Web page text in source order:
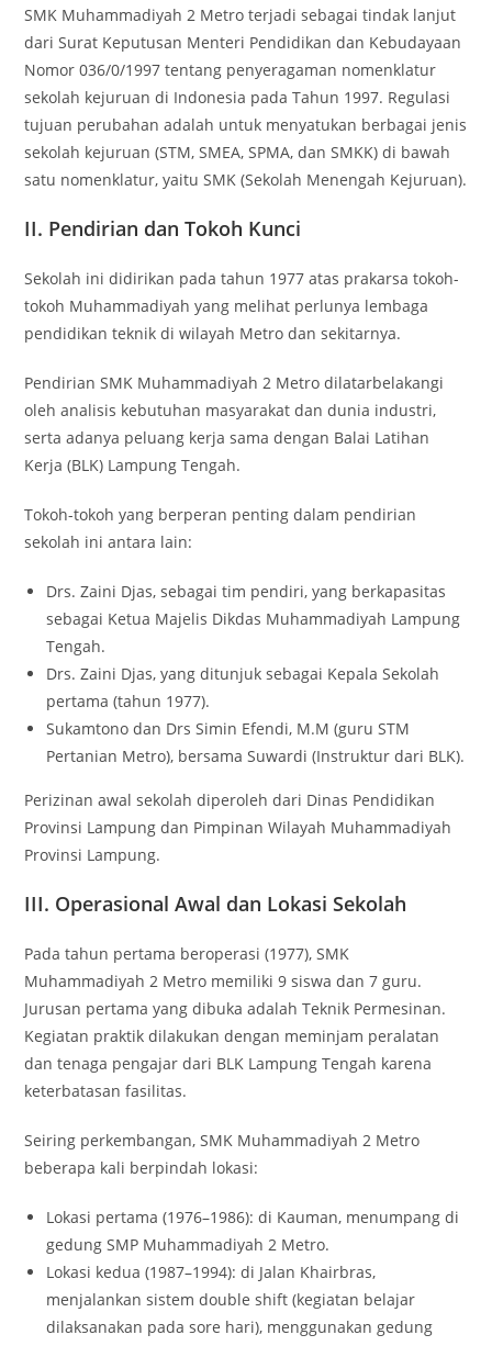
SMK Muhammadiyah 2 Metro terjadi sebagai tindak lanjut
dari Surat Keputusan Menteri Pendidikan dan Kebudayaan
Nomor 036/0/1997 tentang penyeragaman nomenklatur
sekolah kejuruan di Indonesia pada Tahun 1997. Regulasi
tujuan perubahan adalah untuk menyatukan berbagai jenis
sekolah kejuruan (STM, SMEA, SPMA, dan SMKK) di bawah
satu nomenklatur, yaitu SMK (Sekolah Menengah Kejuruan).
II. Pendirian dan Tokoh Kunci
Sekolah ini didirikan pada tahun 1977 atas prakarsa tokoh-
tokoh Muhammadiyah yang melihat perlunya lembaga
pendidikan teknik di wilayah Metro dan sekitarnya.
Pendirian SMK Muhammadiyah 2 Metro dilatarbelakangi
oleh analisis kebutuhan masyarakat dan dunia industri,
serta adanya peluang kerja sama dengan Balai Latihan
Kerja (BLK) Lampung Tengah.
Tokoh-tokoh yang berperan penting dalam pendirian
sekolah ini antara lain:
Drs. Zaini Djas, sebagai tim pendiri, yang berkapasitas
sebagai Ketua Majelis Dikdas Muhammadiyah Lampung
Tengah.
Drs. Zaini Djas, yang ditunjuk sebagai Kepala Sekolah
pertama (tahun 1977).
Sukamtono dan Drs Simin Efendi, M.M (guru STM
Pertanian Metro), bersama Suwardi (Instruktur dari BLK).
Perizinan awal sekolah diperoleh dari Dinas Pendidikan
Provinsi Lampung dan Pimpinan Wilayah Muhammadiyah
Provinsi Lampung.
III. Operasional Awal dan Lokasi Sekolah
Pada tahun pertama beroperasi (1977), SMK
Muhammadiyah 2 Metro memiliki 9 siswa dan 7 guru.
Jurusan pertama yang dibuka adalah Teknik Permesinan.
Kegiatan praktik dilakukan dengan meminjam peralatan
dan tenaga pengajar dari BLK Lampung Tengah karena
keterbatasan fasilitas.
Seiring perkembangan, SMK Muhammadiyah 2 Metro
beberapa kali berpindah lokasi:
Lokasi pertama (1976–1986): di Kauman, menumpang di
gedung SMP Muhammadiyah 2 Metro.
Lokasi kedua (1987–1994): di Jalan Khairbras,
menjalankan sistemdouble shift (kegiatan belajar
dilaksanakan pada sore hari), menggunakan gedung